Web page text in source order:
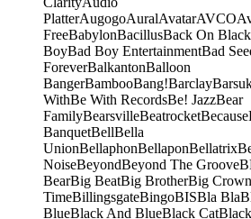
PlatterAugogoAuralAvatarAVCO
FreeBabylonBacillusBack On Black
BoyBad Boy EntertainmentBad
ForeverBalkantonBalloon
BangerBambooBang!Barclay
WithBe With RecordsBe! JazzBear
FamilyBearsvilleBeatrocketBecause
BanquetBellBella
UnionBellaphonBellaponBellatrix
NoiseBeyondBeyond The Groove
BearBig BeatBig BrotherBig Crown
TimeBillingsgateBingoBISBla Bla
BlueBlack And BlueBlack Cat